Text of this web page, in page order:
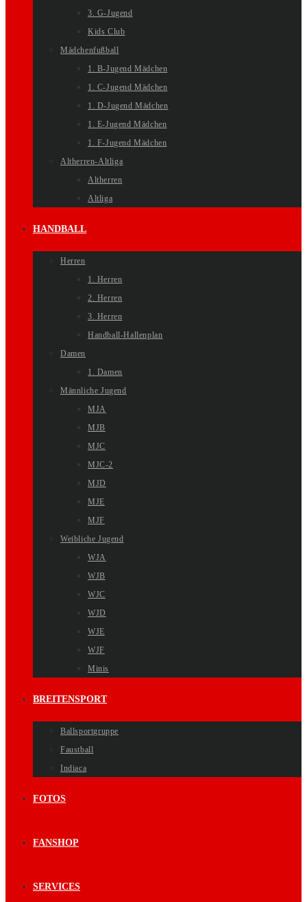
3. G-Jugend
Kids Club
Mädchenfußball
1. B-Jugend Mädchen
1. C-Jugend Mädchen
1. D-Jugend Mädchen
1. E-Jugend Mädchen
1. F-Jugend Mädchen
Altherren-Altliga
Altherren
Altliga
HANDBALL
Herren
1. Herren
2. Herren
3. Herren
Handball-Hallenplan
Damen
1. Damen
Männliche Jugend
MJA
MJB
MJC
MJC-2
MJD
MJE
MJF
Weibliche Jugend
WJA
WJB
WJC
WJD
WJE
WJF
Minis
BREITENSPORT
Ballsportgruppe
Faustball
Indiaca
FOTOS
FANSHOP
SERVICES